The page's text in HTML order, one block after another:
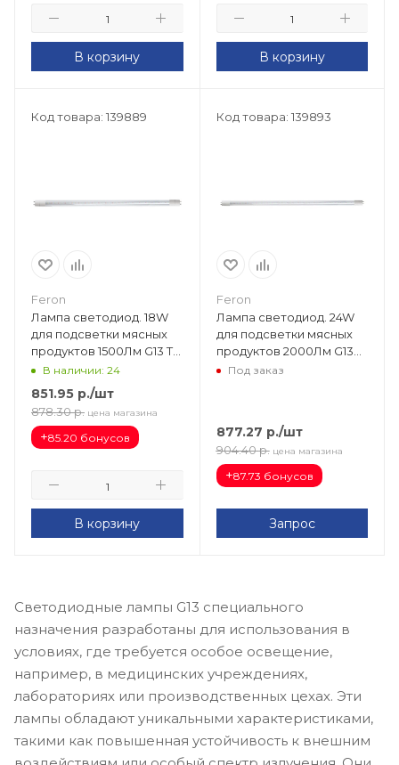
В корзину В корзину
Код товара: 139889
Feron
Лампа светодиод. 18W
для подсветки мясных
продуктов 1500Лм G13 T8
220V (1200мм.)
прозрачная 38217
В наличии: 24
851.95 р./шт
878.30 р. цена магазина
+85.20 бонусов
В корзину
Код товара: 139893
Feron
Лампа светодиод. 24W
для подсветки мясных
продуктов 2000Лм G13
T8 220V (1500мм.)
Под заказ
877.27 р./шт
904.40 р. цена магазина
+87.73 бонусов
Запрос
Светодиодные лампы G13 специального
назначения разработаны для использования в
условиях, где требуется особое освещение,
например, в медицинских учреждениях,
лабораториях или производственных цехах. Эти
лампы обладают уникальными характеристиками,
такими как повышенная устойчивость к внешним